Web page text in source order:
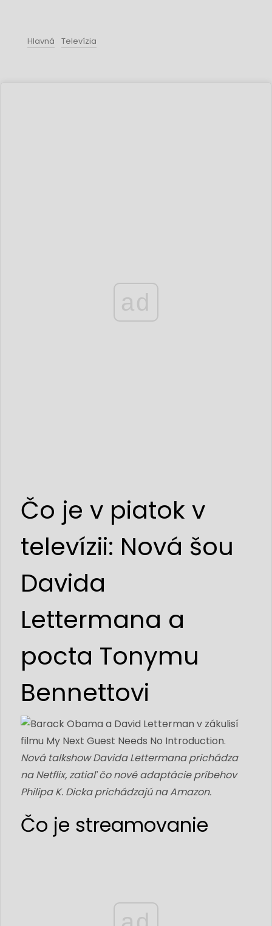
Hlavná Televízia
ad
Čo je v piatok v
televízii: Nová šou
Davida
Lettermana a
pocta Tonymu
Bennettovi
Nová talkshow Davida Lettermana prichádza
na Netflix, zatiaľ čo nové adaptácie príbehov
Philipa K. Dicka prichádzajú na Amazon.
Čo je streamovanie